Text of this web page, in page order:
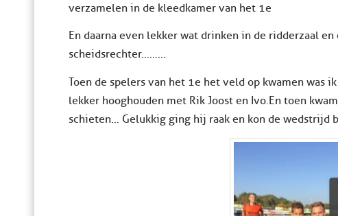
verzamelen in de kleedkamer van het 1e
En daarna even lekker wat drinken in de ridderzaal
scheidsrechter………
Toen de spelers van het 1e het veld op kwamen was
lekker hooghouden met Rik Joost en Ivo.En toen
schieten… Gelukkig ging hij raak en kon de wedstrijd